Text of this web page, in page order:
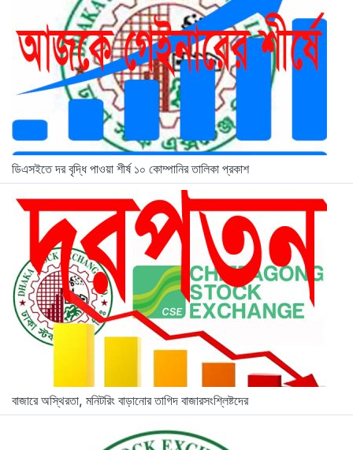
ডিএসইতে দর বৃদ্ধি পাওয়া শীর্ষ ১০ কোম্পানির তালিকা প্রকাশ
বাজারে অস্থিরতা, মনিটরিং বাড়ানোর তাগিদ বাজারসংশ্লিষ্টদের